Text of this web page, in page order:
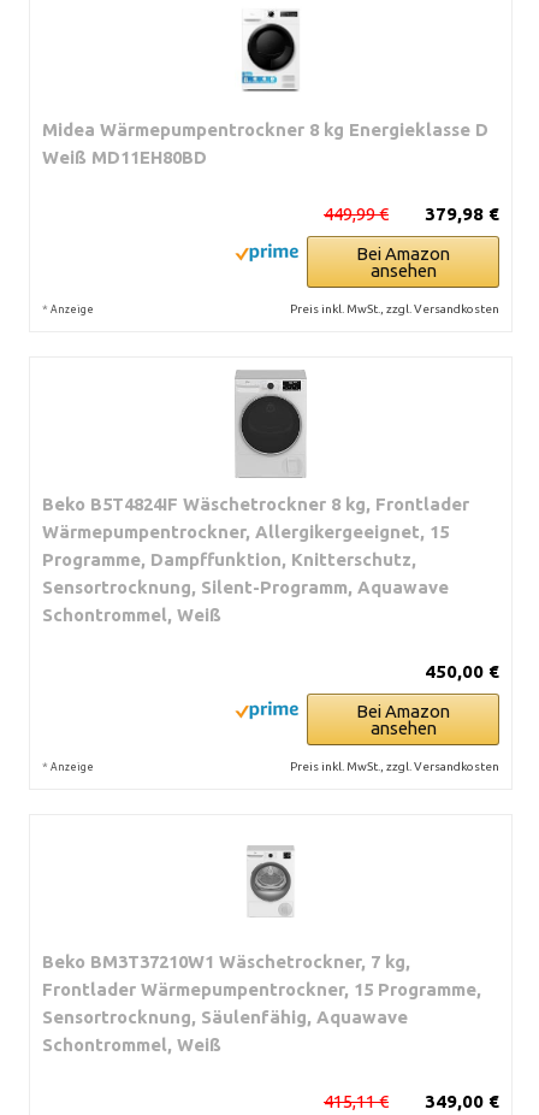
Midea Wärmepumpentrockner 8 kg Energieklasse D
Weiß MD11EH80BD
379,98 €
449,99 €
Bei Amazon
ansehen
* Anzeige Preis inkl. MwSt., zzgl. Versandkosten
Beko B5T4824IF Wäschetrockner 8 kg, Frontlader
Wärmepumpentrockner, Allergikergeeignet, 15
Programme, Dampffunktion, Knitterschutz,
Sensortrocknung, Silent-Programm, Aquawave
Schontrommel, Weiß
450,00 €
Bei Amazon
ansehen
* Anzeige Preis inkl. MwSt., zzgl. Versandkosten
Beko BM3T37210W1 Wäschetrockner, 7 kg,
Frontlader Wärmepumpentrockner, 15 Programme,
Sensortrocknung, Säulenfähig, Aquawave
Schontrommel, Weiß
349,00 €
415,11 €